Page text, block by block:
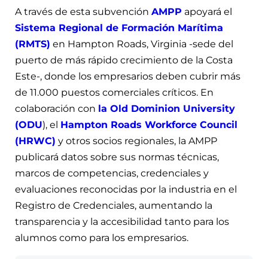
A través de esta subvención AMPP apoyará el
Sistema Regional de Formación Marítima
(RMTS) en Hampton Roads, Virginia -sede del
puerto de más rápido crecimiento de la Costa
Este-, donde los empresarios deben cubrir más
de 11.000 puestos comerciales críticos. En
colaboración con la Old Dominion University
(ODU), el Hampton Roads Workforce Council
(HRWC) y otros socios regionales, la AMPP
publicará datos sobre sus normas técnicas,
marcos de competencias, credenciales y
evaluaciones reconocidas por la industria en el
Registro de Credenciales, aumentando la
transparencia y la accesibilidad tanto para los
alumnos como para los empresarios.